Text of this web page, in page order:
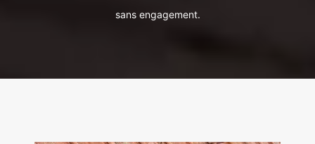
sans engagement.